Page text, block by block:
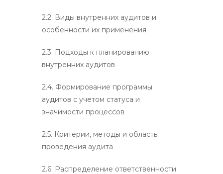
2.2. Виды внутренних аудитов и
особенности их применения
2.3. Подходы к планированию
внутренних аудитов
2.4. Формирование программы
аудитов с учетом статуса и
значимости процессов
2.5. Критерии, методы и область
проведения аудита
2.6. Распределение ответственности